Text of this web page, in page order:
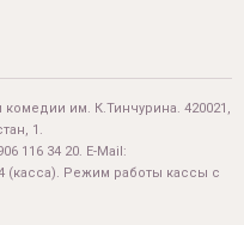
комедии им. К.Тинчурина. 420021,
1.
116 34 20. E-Mail:
(касса). Режим работы кассы с